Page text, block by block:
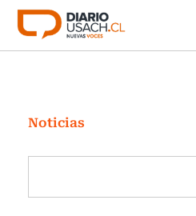
Click acá para ir directamente
Investigación
Cultura
Programas Radio y TV
Noticias